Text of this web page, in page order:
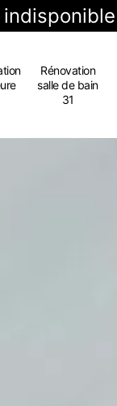
indisponible
Rénovation
salle de bain
31